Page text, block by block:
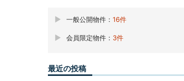
一般公開物件： 16件
会員限定物件： 3件
最近の投稿